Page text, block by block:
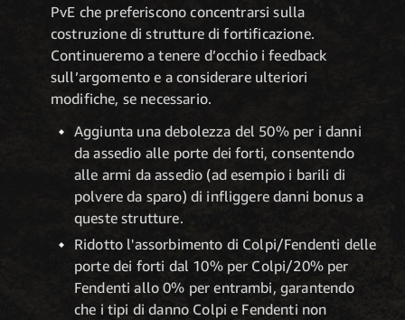
PvE che preferiscono concentrarsi sulla
costruzione di strutture di fortificazione.
Continueremo a tenere d’occhio i feedback
sull’argomento e a considerare ulteriori
modifiche, se necessario.
Aggiunta una debolezza del 50% per i danni
da assedio alle porte dei forti, consentendo
alle armi da assedio (ad esempio i barili di
polvere da sparo) di infliggere danni bonus a
queste strutture.
Ridotto l'assorbimento di Colpi/Fendenti delle
porte dei forti dal 10% per Colpi/20% per
Fendenti allo 0% per entrambi, garantendo
che i tipi di danno Colpi e Fendenti non